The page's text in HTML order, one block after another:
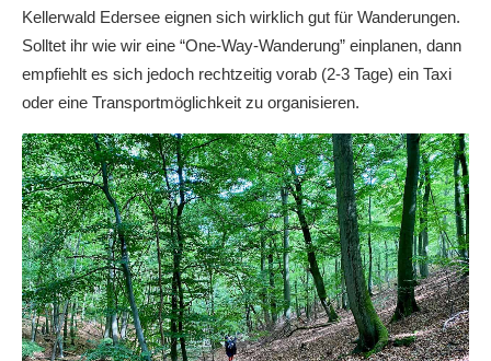
Kellerwald Edersee eignen sich wirklich gut für Wanderungen.
Solltet ihr wie wir eine “One-Way-Wanderung” einplanen, dann
empfiehlt es sich jedoch rechtzeitig vorab (2-3 Tage) ein Taxi
oder eine Transportmöglichkeit zu organisieren.